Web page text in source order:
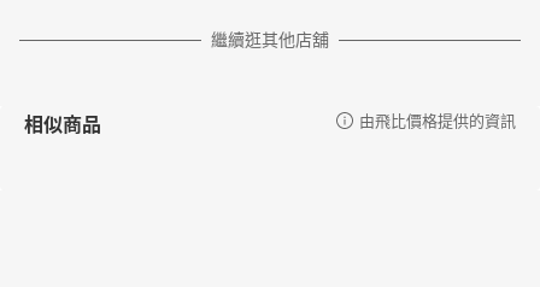
繼續逛其他店舖
相似商品 由飛比價格提供的資訊